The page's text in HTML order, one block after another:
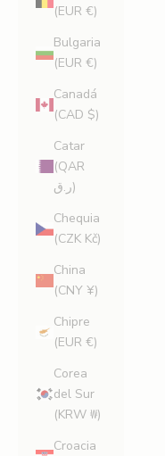
(EUR €)
Bulgaria
(EUR €)
Canadá
(CAD $)
Catar
(QAR
ر.ق)
Chequia
(CZK Kč)
China
(CNY ¥)
Chipre
(EUR €)
Corea
del Sur
(KRW ₩)
Croacia